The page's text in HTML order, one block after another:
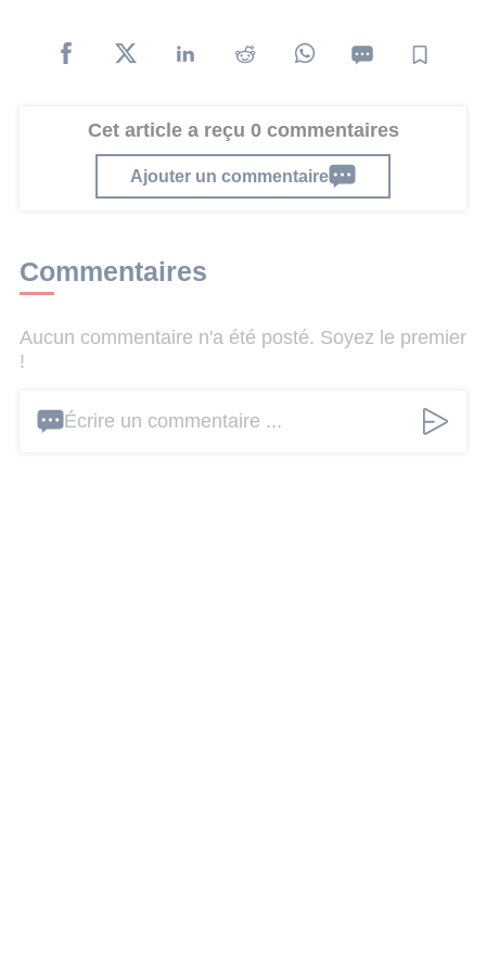
Cet article a reçu 0 commentaires
Ajouter un commentaire
Commentaires
Aucun commentaire n'a été posté. Soyez le premier
!
Écrire un commentaire ...